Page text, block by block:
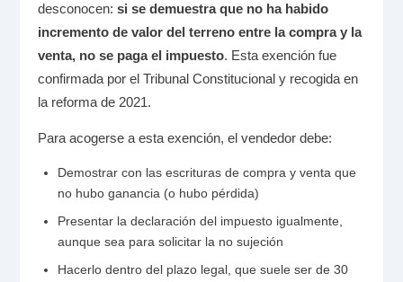
desconocen:si se demuestra que no ha habido
incremento de valor del terreno entre la compra y la
venta, no se paga el impuesto. Esta exención fue
confirmada por el Tribunal Constitucional y recogida en
la reforma de 2021.
Para acogerse a esta exención, el vendedor debe:
Demostrar con las escrituras de compra y venta que
no hubo ganancia (o hubo pérdida)
Presentar la declaración del impuesto igualmente,
aunque sea para solicitar la no sujeción
Hacerlo dentro del plazo legal, que suele ser de 30